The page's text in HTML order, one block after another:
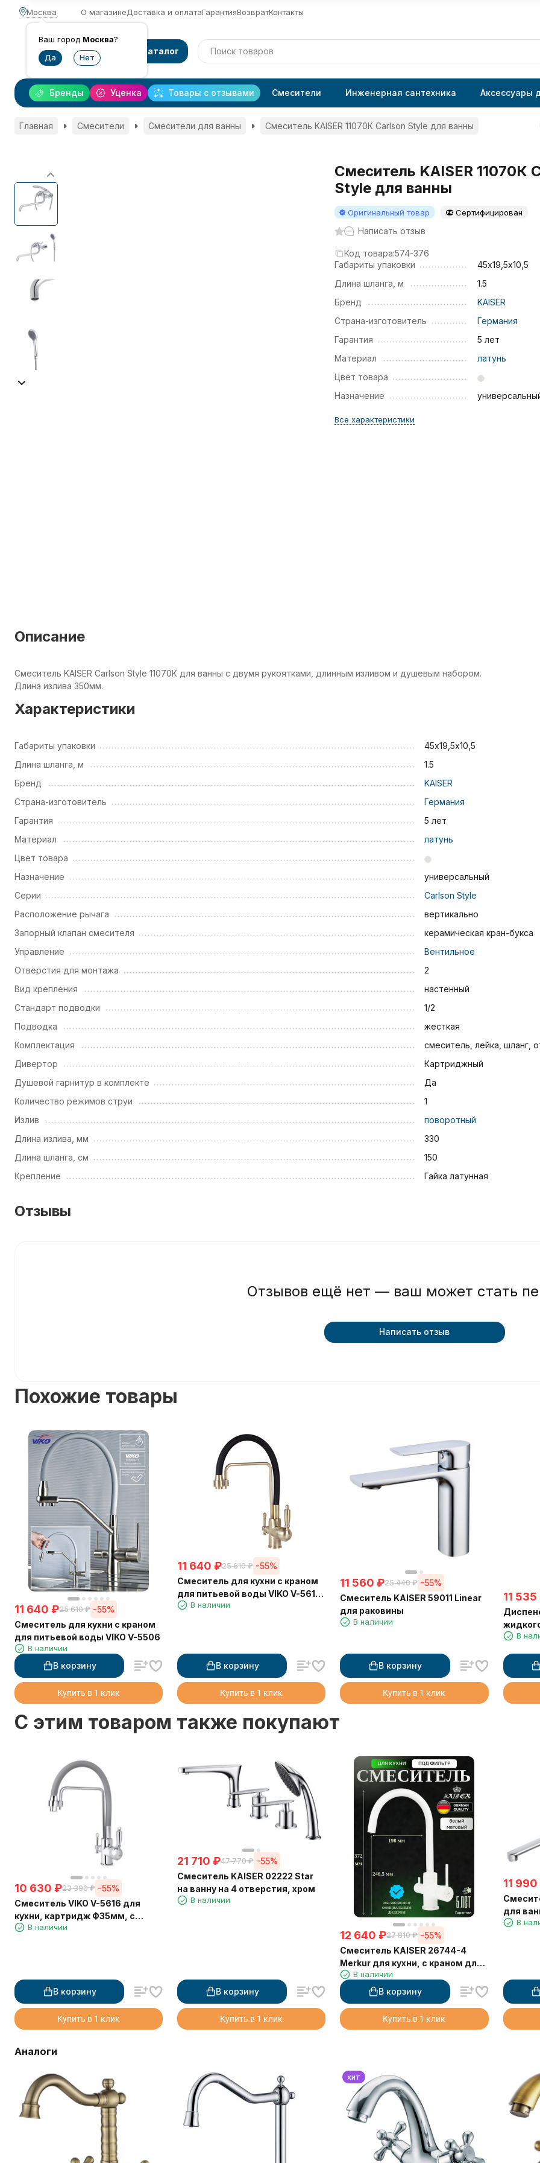
Москва
Ваш город Москва?
О магазинеДоставка и оплатаГарантияВозвратКонтакты
Каталог
Уценка Товары с отзывами
Бренды Смесители Инженерная сантехника Аксессуары
Главная Смесители Смесители для ванны Смеситель KAISER 11070К Carlson Style для ванны
Смеситель KAISER 11070К
Style для ванны
Оригинальный товар Сертифицирован
Написать отзыв
Код товара:574-376
Габариты упаковки
45х19,5х10,5
Длина шланга, м
1.5
Бренд
KAISER
Страна-изготовитель
Германия
Гарантия
5 лет
Материал
латунь
Цвет товара
Назначение
Все характеристики
Описание
Смеситель KAISER Carlson Style 11070К для ванны с двумя рукоятками, длинным изливом и душевым набором.
Длина излива 350мм.
Характеристики
Габариты упаковки
45х19,5х10,5
Длина шланга, м
1.5
Бренд
KAISER
Страна-изготовитель
Германия
Гарантия
5 лет
Материал
латунь
Цвет товара
Назначение
универсальный
Серии
Carlson Style
Расположение рычага
вертикально
Запорный клапан смесителя
керамическая кран-букса
Управление
Вентильное
Отверстия для монтажа
2
Вид крепления
настенный
Стандарт подводки
1/2
Подводка
жесткая
Комплектация
смеситель, лейка, шланг,
Дивертор
Картриджный
Душевой гарнитур в комплекте
Да
Количество режимов струи
1
Излив
поворотный
Длина излива, мм
330
Длина шланга, см
150
Крепление
Гайка латунная
Отзывы
Отзывов ещё нет — ваш может стать
Написать отзыв
Похожие товары
11 640 ₽25 610 ₽ -55%
Смеситель для кухни с краном
для питьевой воды VIKO V-5506
В наличии
В корзину
Купить в 1 клик
11 640 ₽25 610 ₽ -55%
Смеситель для кухни с краном
для питьевой воды VIKO V-5613
с черным гибким изливом
В наличии
В корзину
Купить в 1 клик
11 560 ₽25 440 ₽ -55%
Смеситель KAISER 59011 Linear
для раковины
В наличии
В корзину
Купить в 1 клик
11 535
В
C этим товаром также покупают
10 630 ₽23 390 ₽ -55%
Смеситель VIKO V-5616 для
кухни, картридж Ф35мм, с
гибким серым изливом, под
В наличии
В корзину
Купить в 1 клик
21 710 ₽47 770 ₽ -55%
Смеситель KAISER 02222 Star
на ванну на 4 отверстия, хром
В наличии
В корзину
Купить в 1 клик
12 640 ₽27 810 ₽ -55%
Смеситель KAISER 26744-4
Merkur для кухни, с краном для
питьевой воды, белый матовый
В наличии
В корзину
Купить в 1 клик
11 990
для
В
Аналоги
хит